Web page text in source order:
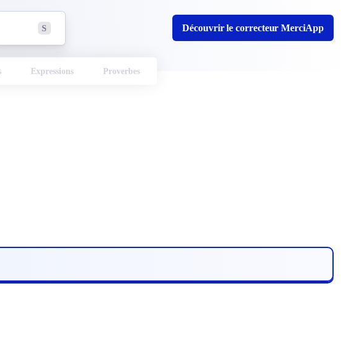
S Découvrir le correcteur MerciApp
Expressions Proverbes